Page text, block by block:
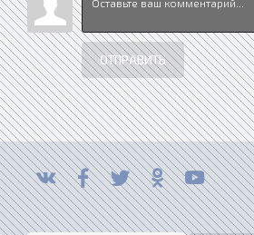
ОТПРАВИТЬ